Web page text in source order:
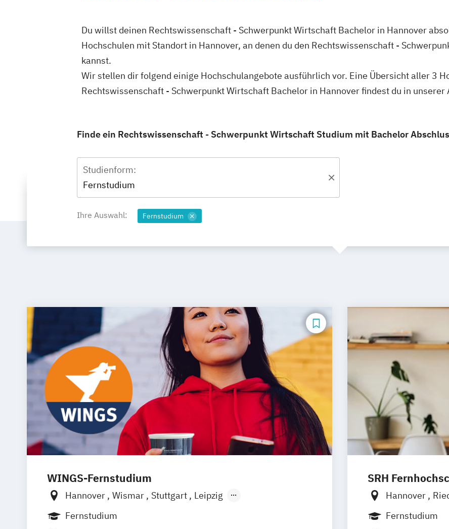
Du willst deinen Rechtswissenschaft - Schwerpunkt Wirtschaft Bachelor in Hannover
Hochschulen mit Standort in Hannover, an denen du den Rechtswissenschaft -
kannst.
Wir stellen dir folgend einige Hochschulangebote ausführlich vor. Eine Übersicht aller 3
Rechtswissenschaft - Schwerpunkt Wirtschaft Bachelor in Hannover findest du in
Finde ein Rechtswissenschaft - Schwerpunkt Wirtschaft Studium mit Bachelor
Studienform:
Fernstudium
Ihre Auswahl: Fernstudium
WINGS-Fernstudium
Hannover Wismar Stuttgart
Leipzig
Frankfurt am Main
Fernstudium
SRH
Hannover
Hamburg
Fernstudium